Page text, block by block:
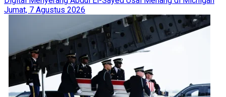
Jumat, 7 Agustus 2026